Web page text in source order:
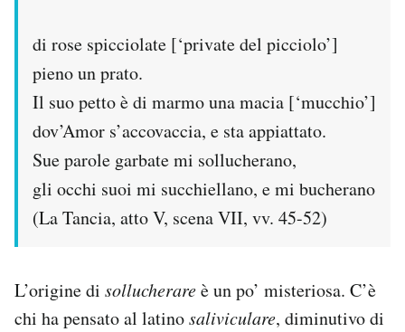
di rose spicciolate [‘private del picciolo’]
pieno un prato.
Il suo petto è di marmo una macia [‘mucchio’]
dov’Amor s’accovaccia, e sta appiattato.
Sue parole garbate mi sollucherano,
gli occhi suoi mi succhiellano, e mi bucherano
(La Tancia, atto V, scena VII, vv. 45-52)
L’origine di sollucherareè un po’ misteriosa. C’è
chi ha pensato al latinosaliviculare, diminutivo di